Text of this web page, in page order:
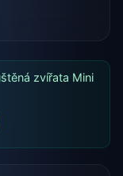
zvířata Mini